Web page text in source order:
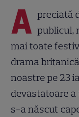
A preciată
publicul,
mai toate
drama
noastre pe 23
devastatoare
s-a născut